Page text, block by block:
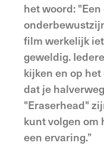
het woord:
film werkelijk
geweldig.
kijken en op
dat je
"Eraserhead"
kunt volgen om
een ervaring.”